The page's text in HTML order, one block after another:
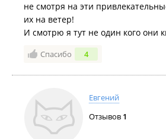
не смотря на эти
их на ветер!
И смотрю я тут не один кого они
Спасибо 4
Евгений
Отзывов 1